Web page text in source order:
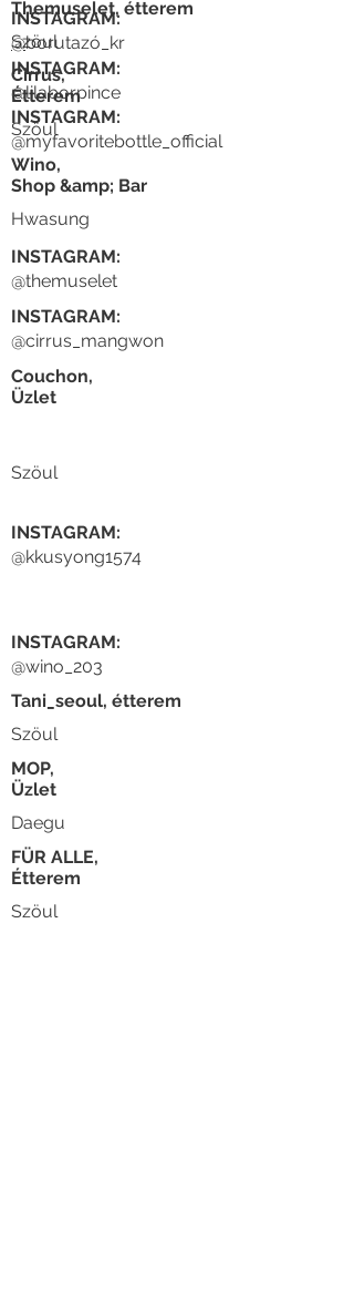
Wino,
Shop &amp; Bar
Hwasung
Cirrus,
Étterem
Szöul
INSTAGRAM:
@cirrus_mangwon
Themuselet, étterem
Szöul
INSTAGRAM:
@themuselet
INSTAGRAM:
@myfavoritebottle_official
INSTAGRAM:
@lilaborpince
INSTAGRAM:
@borutazó_kr
Couchon,
Üzlet
Szöul
INSTAGRAM:
@kkusyong1574
INSTAGRAM:
@wino_203
Tani_seoul, étterem
Szöul
MOP,
Üzlet
Daegu
FÜR ALLE,
Étterem
Szöul